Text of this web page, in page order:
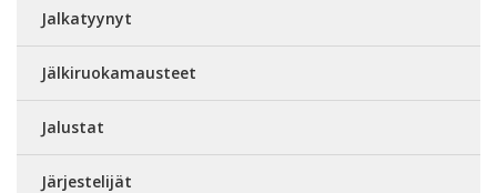
Jalkatyynyt
Jälkiruokamausteet
Jalustat
Järjestelijät